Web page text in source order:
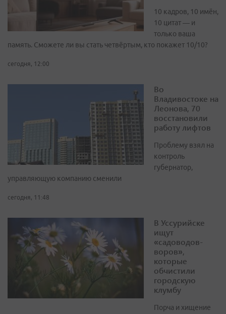
10 кадров, 10 имён,
10 цитат — и
только ваша
память. Сможете ли вы стать четвёртым, кто покажет 10/10?
сегодня, 12:00
Во
Владивостоке на
Леонова, 70
восстановили
работу лифтов
Проблему взял на
контроль
губернатор,
управляющую компанию сменили
сегодня, 11:48
В Уссурийске
ищут
«садоводов-
воров»,
которые
обчистили
городскую
клумбу
Порча и хищение